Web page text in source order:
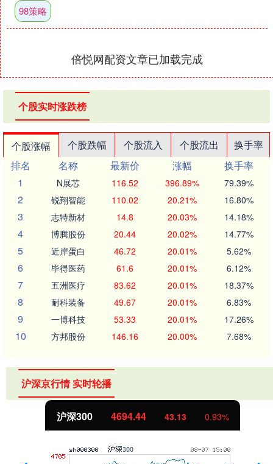
98策略
倍悦网配资文章已加载完成
个股实时涨跌榜
个股涨幅 个股跌幅 个股流入 个股流出
换手率
排名
名称 最新价 涨幅
换手率
1
N展芯 116.52 396.89% 79.39%
2 锐翔智能 110.02 20.21% 16.80%
3 志特新材 14.8 20.03% 14.18%
4 博腾股份 20.44 20.02% 14.77%
5 近岸蛋白 46.72 20.01% 5.62%
6 毕得医药 61.6 20.01% 6.12%
7 五洲医疗 83.62 20.01% 18.37%
8 耐科装备 49.67 20.01% 6.83%
9 一博科技 53.33 20.01% 17.26%
10 方邦股份 146.16 20.00% 7.68%
沪深京行情 实时轮播
沪深300 4694.44 43.13 0.93%